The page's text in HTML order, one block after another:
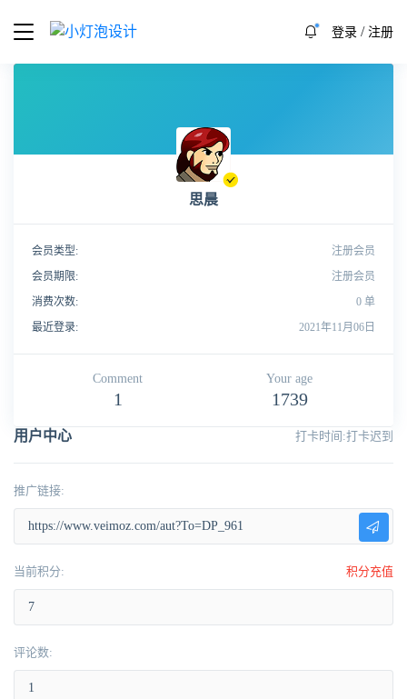
登录/ 注册
思晨
会员类型:
注册会员
会员期限:
注册会员
消费次数:
0 单
最近登录:
2021年11月06日
Comment
1
Your age
1739
用户中心 打卡时间:打卡迟到
推广链接:
当前积分: 积分充值
评论数: